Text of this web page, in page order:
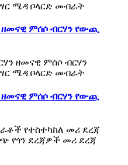
ዘመናዊ ምሰሶ ብርሃን የውጪ
ዘመናዊ ምሰሶ ብርሃን የውጪ